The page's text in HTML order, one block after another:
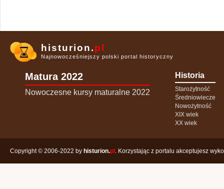
histurion.pl
Najnowocześniejszy polski portal historyczny
Matura 2022
Nowoczesne kursy maturalne 2022
Historia
Starożytność
Średniowiecze
Nowożytność
XIX wiek
XX wiek
Copyright © 2006-2022 by histurion.pl . Korzystając z portalu akceptujesz